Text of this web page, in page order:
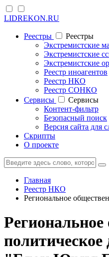
LIDREKON.RU
Реестры
Реестры
Экстремистские
Экстремистские
Экстремистские
Реестр иноагентов
Реестр НКО
Реестр СОНКО
Cервисы
Cервисы
Контент-фильтр
Безопасный поиск
Версия сайта для
Скрипты
О проекте
Главная
Реестр НКО
Региональное